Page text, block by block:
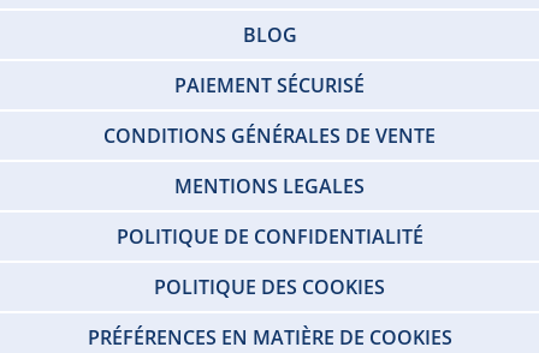
BLOG
PAIEMENT SÉCURISÉ
CONDITIONS GÉNÉRALES DE VENTE
MENTIONS LEGALES
POLITIQUE DE CONFIDENTIALITÉ
POLITIQUE DES COOKIES
PRÉFÉRENCES EN MATIÈRE DE COOKIES